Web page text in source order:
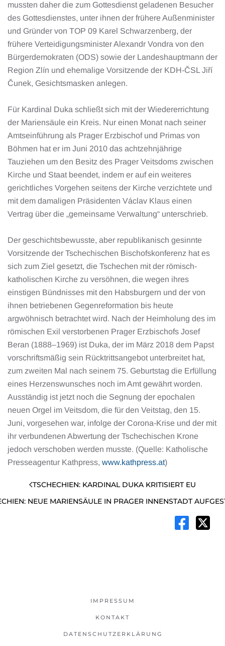
mussten daher die zum Gottesdienst geladenen Besucher
des Gottesdienstes, unter ihnen der frühere Außenminister
und Gründer von TOP 09 Karel Schwarzenberg, der
frühere Verteidigungsminister Alexandr Vondra von den
Bürgerdemokraten (ODS) sowie der Landeshauptmann der
Region Zlín und ehemalige Vorsitzende der KDH-ČSL Jiří
Čunek, Gesichtsmasken anlegen.
Für Kardinal Duka schließt sich mit der Wiedererrichtung
der Mariensäule ein Kreis. Nur einen Monat nach seiner
Amtseinführung als Prager Erzbischof und Primas von
Böhmen hat er im Juni 2010 das achtzehnjährige
Tauziehen um den Besitz des Prager Veitsdoms zwischen
Kirche und Staat beendet, indem er auf ein weiteres
gerichtliches Vorgehen seitens der Kirche verzichtete und
mit dem damaligen Präsidenten Václav Klaus einen
Vertrag über die „gemeinsame Verwaltung“ unterschrieb.
Der geschichtsbewusste, aber republikanisch gesinnte
Vorsitzende der Tschechischen Bischofskonferenz hat es
sich zum Ziel gesetzt, die Tschechen mit der römisch-
katholischen Kirche zu versöhnen, die wegen ihres
einstigen Bündnisses mit den Habsburgern und der von
ihnen betriebenen Gegenreformation bis heute
argwöhnisch betrachtet wird. Nach der Heimholung des im
römischen Exil verstorbenen Prager Erzbischofs Josef
Beran (1888–1969) ist Duka, der im März 2018 dem Papst
vorschriftsmäßig sein Rücktrittsangebot unterbreitet hat,
zum zweiten Mal nach seinem 75. Geburtstag die Erfüllung
eines Herzenswunsches noch im Amt gewährt worden.
Ausständig ist jetzt noch die Segnung der epochalen
neuen Orgel im Veitsdom, die für den Veitstag, den 15.
Juni, vorgesehen war, infolge der Corona-Krise und der mit
ihr verbundenen Abwertung der Tschechischen Krone
jedoch verschoben werden musste. (Quelle: Katholische
Presseagentur Kathpress, www.kathpress.at)
TSCHECHIEN: KARDINAL DUKA KRITISIERT EU
NEUE MARIENSÄULE IN PRAGER INNENSTADT
IMPRESSUM
KONTAKT
DATENSCHUTZERKLÄRUNG